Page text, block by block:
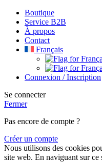
Boutique
Service B2B
À propos
Contact
Français
Connexion / Inscription
Se connecter
Fermer
Pas encore de compte ?
Créer un compte
Nous utilisons des cookies
site web. En naviguant sur ce